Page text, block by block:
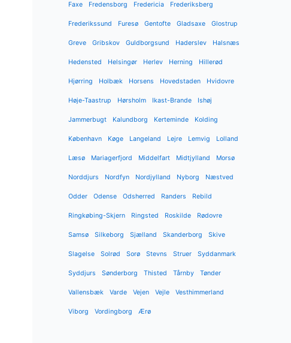
Faxe Fredensborg Fredericia Frederiksberg
Frederikssund Furesø Gentofte Gladsaxe Glostrup
Greve Gribskov Guldborgsund Haderslev Halsnæs
Hedensted Helsingør Herlev Herning Hillerød
Hjørring Holbæk Horsens Hovedstaden Hvidovre
Høje-Taastrup Hørsholm Ikast-Brande Ishøj
Jammerbugt Kalundborg Kerteminde Kolding
København Køge Langeland Lejre Lemvig Lolland
Læsø Mariagerfjord Middelfart Midtjylland Morsø
Norddjurs Nordfyn Nordjylland Nyborg Næstved
Odder Odense Odsherred Randers Rebild
Ringkøbing-Skjern Ringsted Roskilde Rødovre
Samsø Silkeborg Sjælland Skanderborg Skive
Slagelse Solrød Sorø Stevns Struer Syddanmark
Syddjurs Sønderborg Thisted Tårnby Tønder
Vallensbæk Varde Vejen Vejle Vesthimmerland
Viborg Vordingborg Ærø